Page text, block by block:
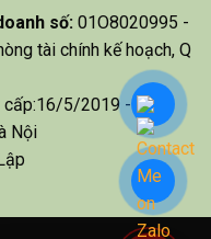
số: 01O8020995 -
tài chính kế hoạch, Q
5/2019 - Nơi
Nội